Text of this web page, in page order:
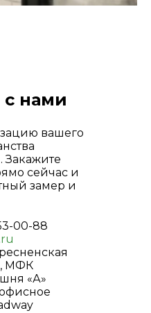
вашего
Закажите
сейчас и
замер и
00-88
МФК
«А»
офисное
с нами